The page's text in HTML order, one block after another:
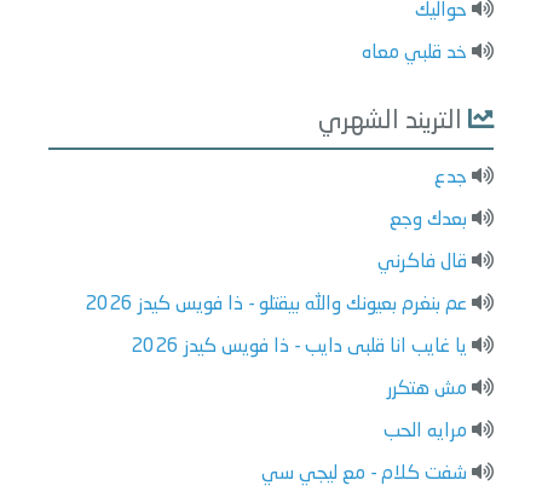
حواليك
خد قلبي معاه
التريند الشهري
جدع
بعدك وجع
قال فاكرني
عم بنغرم بعيونك والله بيقتلو - ذا فويس كيدز 2026
يا غايب انا قلبى دايب - ذا فويس كيدز 2026
مش هتكرر
مرايه الحب
شفت كلام - مع ليجي سي